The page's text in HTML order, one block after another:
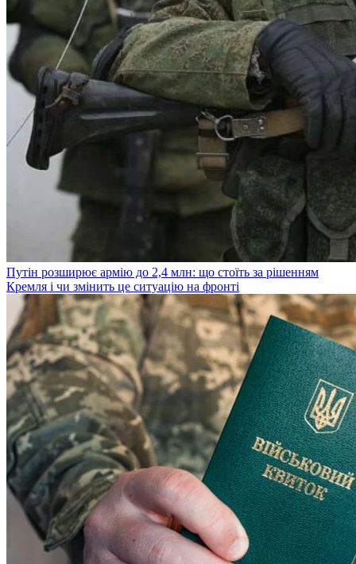
Путін розширює армію до 2,4 млн: що стоїть за рішенням
Кремля і чи змінить це ситуацію на фронті